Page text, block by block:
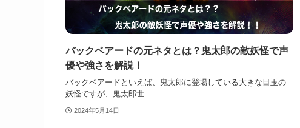
バックベアードの元ネタとは？鬼太郎の敵妖怪で声
優や強さを解説！
バックベアードといえば、鬼太郎に登場している大きな目玉の
妖怪ですが、鬼太郎世...
2024年5月14日